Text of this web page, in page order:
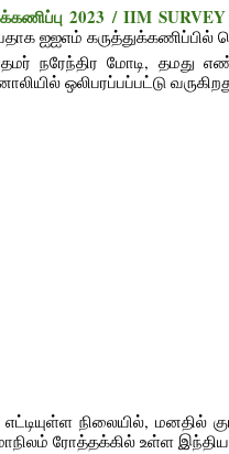
2023 / IIM
ஐஐஎம் கருத்துக்கணிப்பில்
நரேந்திர மோடி,
ஒலிபரப்பப்பட்டு
நிலையில், மனதில்
ரோத்தக்கில் உள்ள